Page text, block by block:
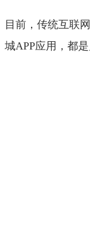
目前，传统互联
城APP应用，都